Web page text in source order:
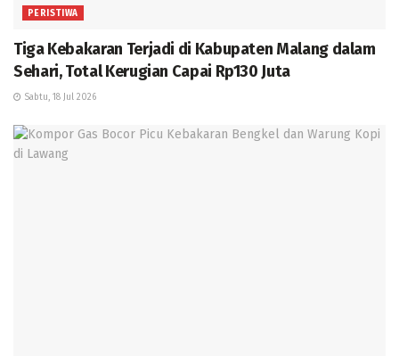
PERISTIWA
Tiga Kebakaran Terjadi di Kabupaten Malang dalam
Sehari, Total Kerugian Capai Rp130 Juta
Sabtu, 18 Jul 2026